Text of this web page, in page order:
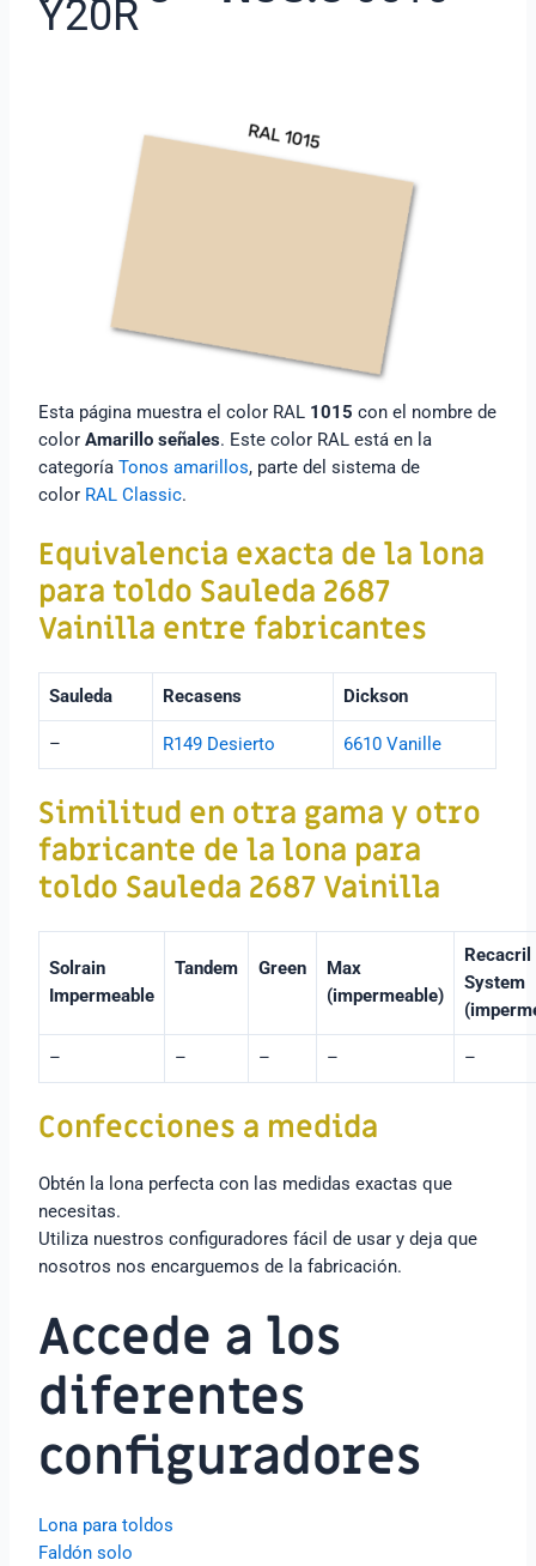
Y20R
Esta página muestra el color RAL 1015 con el nombre de
colorAmarillo señales. Este color RAL está en la
categoríaTonos amarillos, parte del sistema de
color RAL Classic.
Equivalencia exacta dela lona
para toldo Sauleda 2687
Vainilla entre fabricantes
Sauleda Recasens Dickson
– R149 Desierto 6610 Vanille
Similitud en otra gama y otro
fabricante de la lona para
toldo Sauleda 2687 Vainilla
Solrain
Impermeable
Tandem Green
Max
(impermeable)
Recacril
System
– – – – –
Confecciones a medida
Obtén la lona perfecta con las medidas exactas que
necesitas.
Utiliza nuestros configuradores fácil de usar y deja que
nosotros nos encarguemos de la fabricación.
Accede a los
diferentes
configuradores
Lona para toldos
Faldón solo